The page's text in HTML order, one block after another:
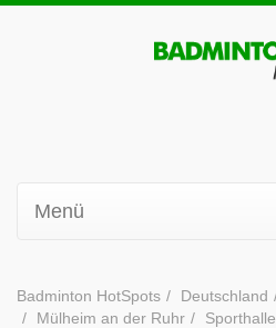
Menü
Badminton HotSpots Deutschland
Mülheim an der Ruhr
Sporthalle